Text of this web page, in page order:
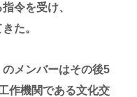
令を受け、
た。
のメンバーはその後5
作機関である文化交